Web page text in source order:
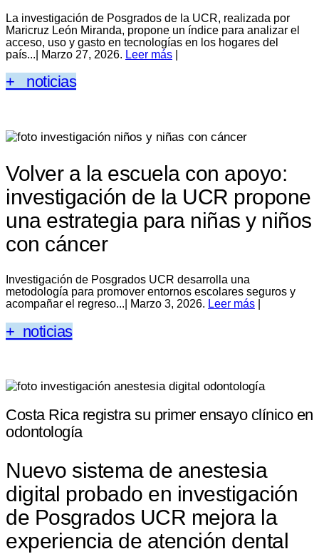
La investigación de Posgrados de la UCR, realizada por
Maricruz León Miranda, propone un índice para analizar el
acceso, uso y gasto en tecnologías en los hogares del
país...| Marzo 27, 2026. Leer más
+ noticias
Volver a la escuela con apoyo:
investigación de la UCR propone
una estrategia para niñas y niños
con cáncer
Investigación de Posgrados UCR desarrolla una
metodología para promover entornos escolares seguros y
acompañar el regreso...| Marzo 3, 2026. Leer más
+ noticias
Costa Rica registra su primer ensayo clínico en
odontología
Nuevo sistema de anestesia
digital probado en investigación
de Posgrados UCR mejora la
experiencia de atención dental